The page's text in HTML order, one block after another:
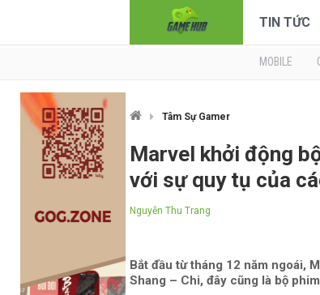
TIN TỨC
MOBILE
Tâm Sự Gamer
Marvel khởi động
với sự quy tụ của
Nguyễn Thu Trang
Bắt đầu từ tháng 12 năm ngoái,
Shang – Chi, đây cũng là bộ